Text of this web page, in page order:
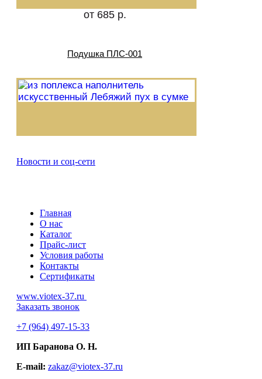
от 685 р.
Подушка ПЛС-001
Новости и соц-сети
Главная
О нас
Каталог
Прайс-лист
Условия работы
Контакты
Сертификаты
www.viotex-37.ru
Заказать звонок
+7 (964) 497-15-33
ИП Баранова О. Н.
E-mail: zakaz@viotex-37.ru